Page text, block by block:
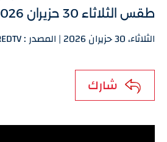
طقس الثلاثاء 30 حزيران 2026
الثلاثاء، 30 حزيران 2026 | المصدر : REDTV
شارك